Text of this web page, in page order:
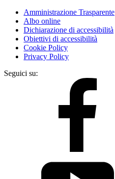
Amministrazione Trasparente
Albo online
Dichiarazione di accessibilità
Obiettivi di accessibilità
Cookie Policy
Privacy Policy
Seguici su: